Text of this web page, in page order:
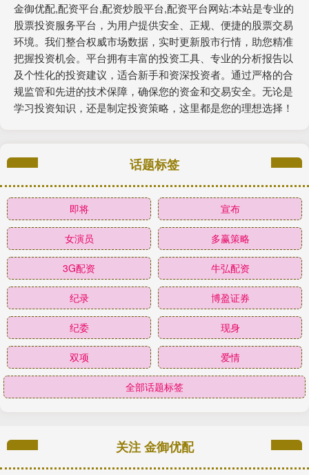
金御优配,配资平台,配资炒股平台,配资平台网站:本站是专业的
股票投资服务平台，为用户提供安全、正规、便捷的股票交易
环境。我们整合权威市场数据，实时更新股市行情，助您精准
把握投资机会。平台拥有丰富的投资工具、专业的分析报告以
及个性化的投资建议，适合新手和资深投资者。通过严格的合
规监管和先进的技术保障，确保您的资金和交易安全。无论是
学习投资知识，还是制定投资策略，这里都是您的理想选择！
话题标签
即将 宣布
女演员 多赢策略
3G配资 牛弘配资
纪录 博盈证券
纪委 现身
双项 爱情
全部话题标签
关注 金御优配